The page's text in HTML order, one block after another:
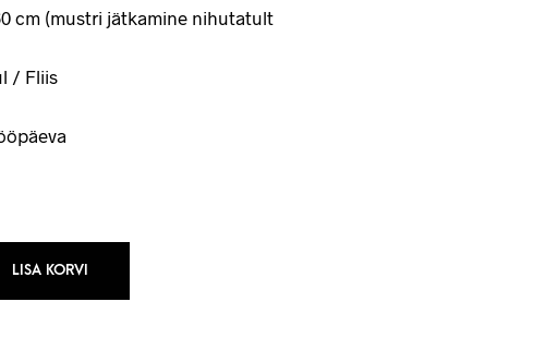
cm (mustri jätkamine nihutatult
/ Fliis
LISA KORVI